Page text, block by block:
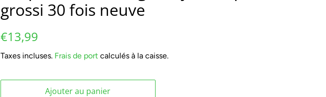
grossi 30 fois neuve
Prix
€13,99
Taxes incluses. Frais de port calculés à la caisse.
Ajouter au panier